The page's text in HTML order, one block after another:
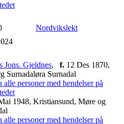
Nordvikslekt
Jons. Gjeldnes, f. 12 Des 1870,
Surnadaløra Surnadal
1948, Kristiansund, Møre og